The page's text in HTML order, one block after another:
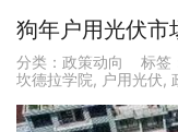
狗年户用光伏市
分类： 政策动向 标签
坎德拉学院, 户用光伏,